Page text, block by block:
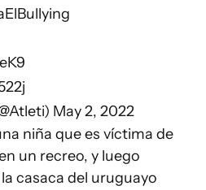
May 2, 2022
niña que es víctima de
un recreo, y luego
casaca del uruguayo